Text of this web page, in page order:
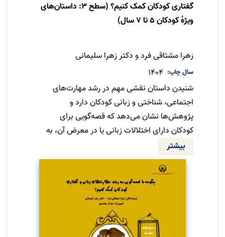
گفتاری کودکان کمک کنیم؟ (سطح ۳: داستان‌های
ویژهٔ کودکان ۵ تا ۷ سال)
زهرا مشتاقی فرد و دکتر زهرا سلیمانی
سال چاپ 1404
شنیدن داستان نقشی مهم در رشد مهارت‌های
اجتماعی، شناختی و زبانی کودکان دارد و
پژوهش‌ها نشان می‌دهد که قصه‌گویی برای
کودکان دارای اختلالات زبانی یا در معرض آن، به
تقویت این مهارت‌ها کمک می‌کند. از آنجا که
توانایی‌های درکی و بینایی کودکان در سنتین
مختلف متفاوت است، انتخاب داستان متناسب با
مرحله‌ی رشد آنان ضروری است. این مجموعه با
توجه به اهمیت قصه‌گویی و مراحل رشد کودک
تدوین شده است.
بیشتر